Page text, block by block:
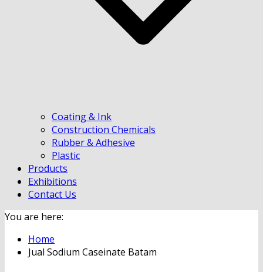
Coating & Ink
Construction Chemicals
Rubber & Adhesive
Plastic
Products
Exhibitions
Contact Us
You are here:
Home
Jual Sodium Caseinate Batam